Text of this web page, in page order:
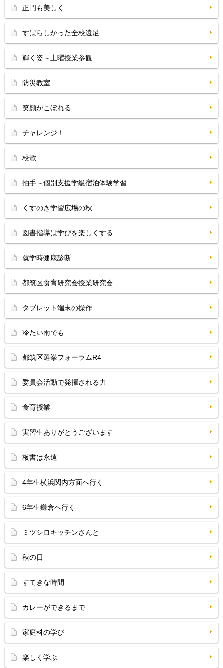
正門も美しく
すばらしかった全校遠足
輝く姿～土曜授業参観
防災教室
笑顔がこぼれる
チャレンジ！
校歌
拍手～個別支援学級宿泊体験学習
くすのき学習広場の秋
図書指導は学びを楽しくする
就学時健康診断
都筑区食育研究会授業研究会
タブレット端末の操作
冷たい雨でも
都筑区選挙フォーラムR4
委員会活動で発揮される力
食育授業
実習生ありがとうございます
板書は永遠
4年生横浜関内方面へ行く
6年生鎌倉へ行く
ミツシロキッチンさんと
秋の日
すてきな時間
カレーができるまで
家庭科の学び
楽しく学ぶ